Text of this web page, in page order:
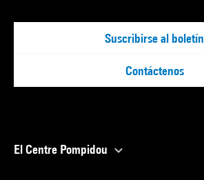
Suscribirse al boletín
Contáctenos
El Centre Pompidou